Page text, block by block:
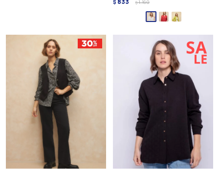
$ 833 $ 1.190